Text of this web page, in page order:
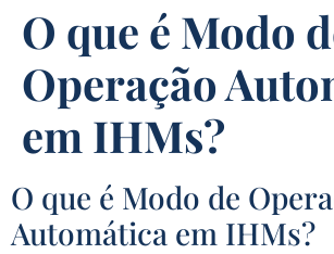
O que é Modo
Operação
em IHMs?
O que é Modo de
Automática em IHMs?